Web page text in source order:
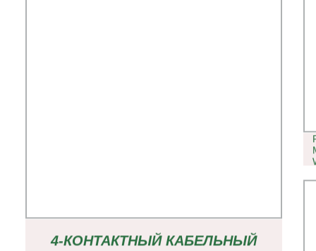
4-КОНТАКТНЫЙ КАБЕЛЬНЫЙ